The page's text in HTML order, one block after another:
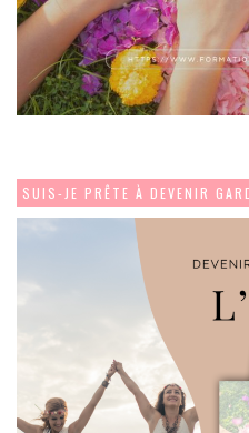
SUIS-JE PRÊTE À DEVENIR